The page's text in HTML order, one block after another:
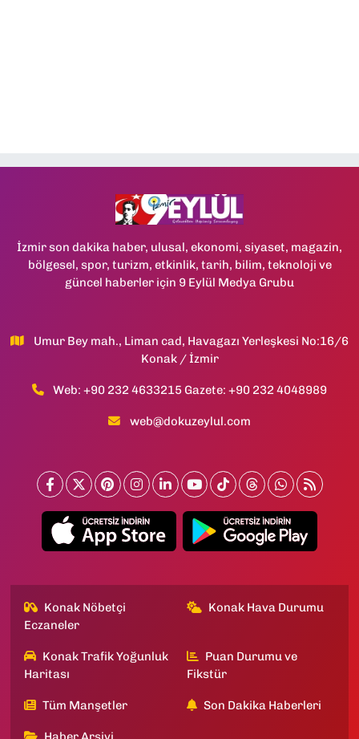
İzmir son dakika haber, ulusal, ekonomi, siyaset, magazin,
bölgesel, spor, turizm, etkinlik, tarih, bilim, teknoloji ve
güncel haberler için 9 Eylül Medya Grubu
Umur Bey mah., Liman cad, Havagazı Yerleşkesi No:16/6
Konak / İzmir
Web: +90 232 4633215 Gazete: +90 232 4048989
web@dokuzeylul.com
Konak Nöbetçi
Eczaneler
Konak Hava Durumu
Konak Trafik Yoğunluk
Haritası
Puan Durumu ve
Fikstür
Tüm Manşetler Son Dakika Haberleri